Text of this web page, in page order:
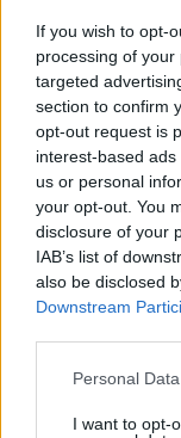
If you wish to opt-
processing of
targeted
section to confirm
opt-out request is
interest-based
us or personal
your opt-out. You
disclosure of your
IAB’s list of
also be disclosed
Downstream
Please note that
not limited to your
Personal
I want to opt-